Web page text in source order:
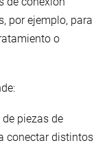
por ejemplo, para
o
piezas de
conectar distintos